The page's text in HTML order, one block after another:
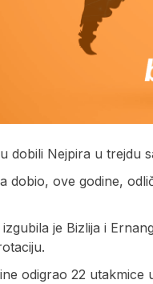
dobili Nejpira u trejdu
dobio, ove godine,
je Bizlija i
odigrao 22